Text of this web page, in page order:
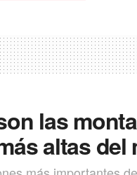
las
altas del